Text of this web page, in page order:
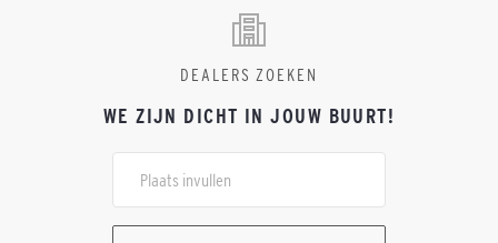
DEALERS ZOEKEN
WE ZIJN DICHT IN JOUW BUURT!